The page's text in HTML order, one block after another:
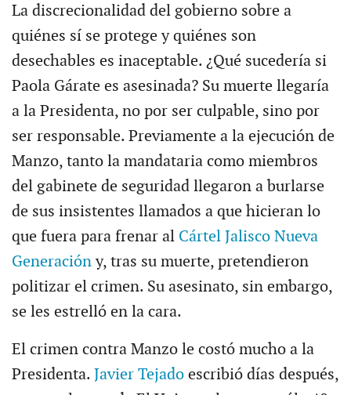
La discrecionalidad del gobierno sobre a
quiénes sí se protege y quiénes son
desechables es inaceptable. ¿Qué sucedería si
Paola Gárate es asesinada? Su muerte llegaría
a la Presidenta, no por ser culpable, sino por
ser responsable. Previamente a la ejecución de
Manzo, tanto la mandataria como miembros
del gabinete de seguridad llegaron a burlarse
de sus insistentes llamados a que hicieran lo
que fuera para frenar al Cártel Jalisco Nueva
Generacióny, tras su muerte, pretendieron
politizar el crimen. Su asesinato, sin embargo,
se les estrelló en la cara.
El crimen contra Manzo le costó mucho a la
Presidenta. Javier Tejadoescribió días después,